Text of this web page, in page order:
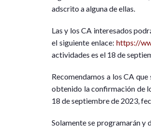
adscrito a alguna de ellas.
Las y los CA interesados
el siguiente enlace: https://
actividades es el 18 de
Recomendamos a los CA
obtenido la confirmación de
18 de septiembre de 2023,
Solamente se programarán y